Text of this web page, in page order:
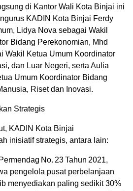
di Kantor Wali Kota Binjai ini
KADIN Kota Binjai Ferdy
Lidya Nova sebagai Wakil
Bidang Perekonomian, Mhd
Wakil Ketua Umum Koordinator
dan Luar Negeri, serta Aulia
Umum Koordinator Bidang
Riset dan Inovasi.
Strategis
KADIN Kota Binjai
inisiatif strategis, antara lain:
No. 23 Tahun 2021,
pengelola pusat perbelanjaan
menyediakan paling sedikit 30%